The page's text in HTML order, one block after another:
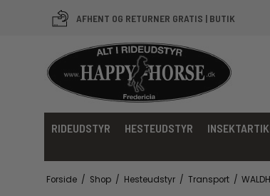
AFHENT OG RETURNER GRATIS | BUTIK
RIDEUDSTYR HESTEUDSTYR
Forside / Shop / Hesteudstyr / Transport /